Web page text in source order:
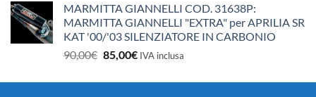
MARMITTA GIANNELLI COD. 31638P:
MARMITTA GIANNELLI "EXTRA" per APRILIA SR
KAT '00/'03 SILENZIATORE IN CARBONIO
90,00€ Il
originale
85,00€Il
attuale
IVA inclusa